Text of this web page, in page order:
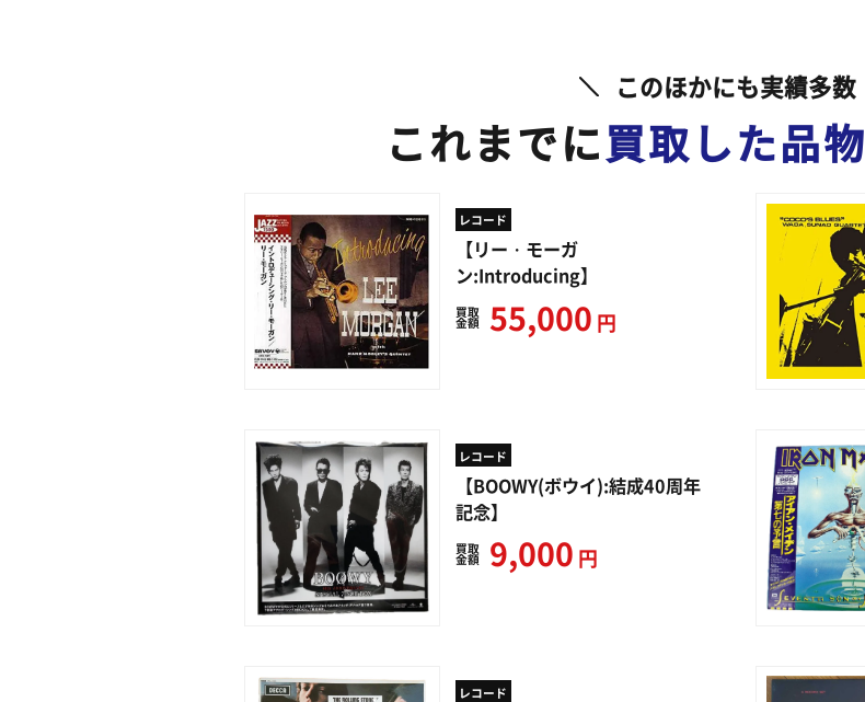
このほかにも実績多数
これまでに買取した品物
レコード
【リー・モーガ
ン:Introducing】
買取
金額 55,000 円
レコード
【BOOWY(ボウイ):結成40周年
記念】
買取
金額 9,000 円
レコード